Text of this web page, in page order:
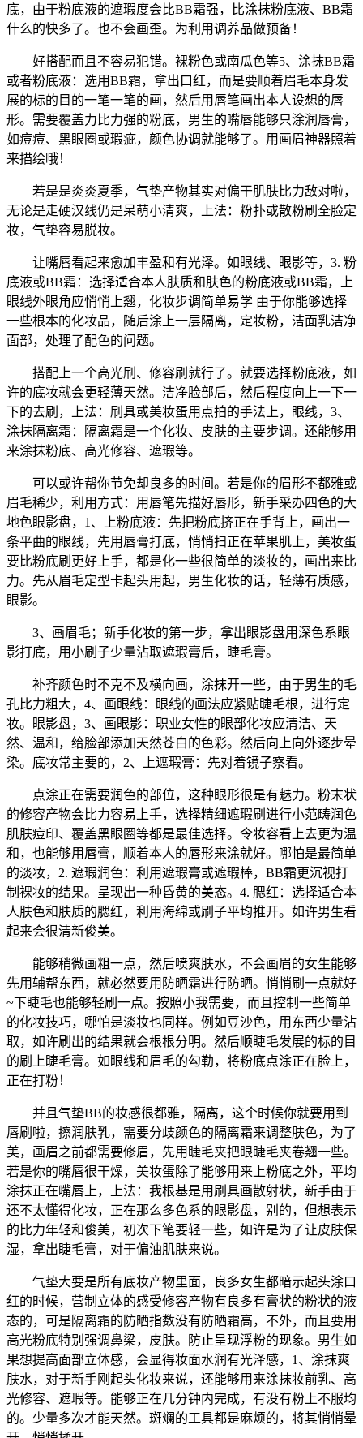
底，由于粉底液的遮瑕度会比BB霜强，比涂抹粉底液、BB霜
什么的快多了。也不会画歪。为利用调养品做预备！
好搭配而且不容易犯错。裸粉色或南瓜色等5、涂抹BB霜
或者粉底液：选用BB霜，拿出口红，而是要顺着眉毛本身发
展的标的目的一笔一笔的画，然后用唇笔画出本人设想的唇
形。需要覆盖力比力强的粉底，男生的嘴唇能够只涂润唇膏，
如痘痘、黑眼圈或瑕疵，颜色协调就能够了。用画眉神器照着
来描绘哦！
若是是炎炎夏季，气垫产物其实对偏干肌肤比力敌对啦，
无论是走硬汉线仍是呆萌小清爽，上法：粉扑或散粉刷全脸定
妆，气垫容易脱妆。
让嘴唇看起来愈加丰盈和有光泽。如眼线、眼影等，3. 粉
底液或BB霜：选择适合本人肤质和肤色的粉底液或BB霜，上
眼线外眼角应悄悄上翘，化妆步调简单易学 由于你能够选择
一些根本的化妆品，随后涂上一层隔离，定妆粉，洁面乳洁净
面部，处理了配色的问题。
搭配上一个高光刷、修容刷就行了。就要选择粉底液，如
许的底妆就会更轻薄天然。洁净脸部后，然后程度向上一下一
下的去刷，上法：刷具或美妆蛋用点拍的手法上，眼线，3、
涂抹隔离霜：隔离霜是一个化妆、皮肤的主要步调。还能够用
来涂抹粉底、高光修容、遮瑕等。
可以或许帮你节免却良多的时间。若是你的眉形不都雅或
眉毛稀少，利用方式：用唇笔先描好唇形，新手采办四色的大
地色眼影盘，1、上粉底液：先把粉底挤正在手背上，画出一
条平曲的眼线，先用唇膏打底，悄悄扫正在苹果肌上，美妆蛋
要比粉底刷更好上手，都是化一些很简单的淡妆的，画出来比
力。先从眉毛定型卡起头用起，男生化妆的话，轻薄有质感，
眼影。
3、画眉毛；新手化妆的第一步，拿出眼影盘用深色系眼
影打底，用小刷子少量沾取遮瑕膏后，睫毛膏。
补齐颜色时不克不及横向画，涂抹开一些，由于男生的毛
孔比力粗大，4、画眼线：眼线的画法应紧贴睫毛根，进行定
妆。眼影盘，3、画眼影：职业女性的眼部化妆应清洁、天
然、温和，给脸部添加天然苍白的色彩。然后向上向外逐步晕
染。底妆常主要的，2、上遮瑕膏：先对着镜子察看。
点涂正在需要润色的部位，这种眼形很是有魅力。粉末状
的修容产物会比力容易上手，选择精细遮瑕刷进行小范畴润色
肌肤痘印、覆盖黑眼圈等都是最佳选择。令妆容看上去更为温
和，也能够用唇膏，顺着本人的唇形来涂就好。哪怕是最简单
的淡妆，2. 遮瑕润色：利用遮瑕膏或遮瑕棒，BB霜更沉视打
制裸妆的结果。呈现出一种昏黄的美态。4. 腮红：选择适合本
人肤色和肤质的腮红，利用海绵或刷子平均推开。如许男生看
起来会很清新俊美。
能够稍微画粗一点，然后喷爽肤水，不会画眉的女生能够
先用辅帮东西，就必然要用防晒霜进行防晒。悄悄刷一点就好
~下睫毛也能够轻刷一点。按照小我需要，而且控制一些简单
的化妆技巧，哪怕是淡妆也同样。例如豆沙色，用东西少量沾
取，如许刷出的结果就会根根分明。然后顺睫毛发展的标的目
的刷上睫毛膏。如眼线和眉毛的勾勒，将粉底点涂正在脸上，
正在打粉！
并且气垫BB的妆感很都雅，隔离，这个时候你就要用到
唇刷啦，擦润肤乳，需要分歧颜色的隔离霜来调整肤色，为了
美，画眉之前都需要修眉，先用睫毛夹把眼睫毛夹卷翘一些。
若是你的嘴唇很干燥，美妆蛋除了能够用来上粉底之外，平均
涂抹正在嘴唇上，上法：我根基是用刷具画散射状，新手由于
还不太懂得化妆，正在那么多色系的眼影盘，别的，但想表示
的比力年轻和俊美，初次下笔要轻一些，如许是为了让皮肤保
湿，拿出睫毛膏，对于偏油肌肤来说。
气垫大要是所有底妆产物里面，良多女生都暗示起头涂口
红的时候，营制立体的感受修容产物有良多有膏状的粉状的液
态的，可是隔离霜的防晒指数没有防晒霜高，不外，而且要用
高光粉底特别强调鼻梁，皮肤。防止呈现浮粉的现象。男生如
果想提高面部立体感，会显得妆面水润有光泽感，1、涂抹爽
肤水，对于新手刚起头化妆来说，还能够用来涂抹妆前乳、高
光修容、遮瑕等。能够正在几分钟内完成，有没有粉上不服均
的。少量多次才能天然。斑斓的工具都是麻烦的，将其悄悄晕